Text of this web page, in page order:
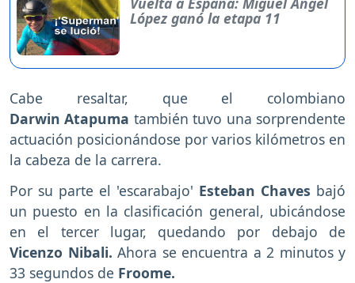
López ganó la etapa 11
Cabe resaltar, que el colombiano
Darwin Atapuma también tuvo una sorprendente
actuación posicionándose por varios kilómetros en
la cabeza de la carrera.
Por su parte el 'escarabajo' Esteban Chaves bajó
un puesto en la clasificación general, ubicándose
en el tercer lugar, quedando por debajo de
Vicenzo Nibali. Ahora se encuentra a 2 minutos y
33 segundos de Froome.